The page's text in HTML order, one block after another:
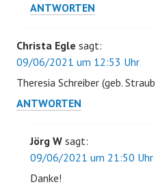
ANTWORTEN
Christa Egle sagt:
09/06/2021 um 12:53 Uhr
Theresia Schreiber (geb.
ANTWORTEN
Jörg W sagt:
09/06/2021 um 21:50 Uhr
Danke!